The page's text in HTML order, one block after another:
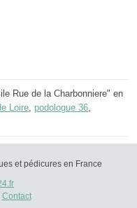
Rue de la Charbonniere" en
Loire, podologue 36,
et pédicures en France
Contact